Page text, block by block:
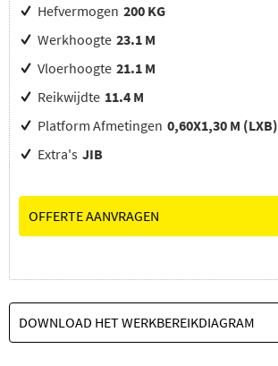
Hefvermogen 200 KG
Werkhoogte 23.1 M
Vloerhoogte 21.1 M
Reikwijdte 11.4 M
Platform Afmetingen 0,60X1,30 M (LXB)
Extra's JIB
OFFERTE AANVRAGEN
DOWNLOAD HET WERKBEREIKDIAGRAM